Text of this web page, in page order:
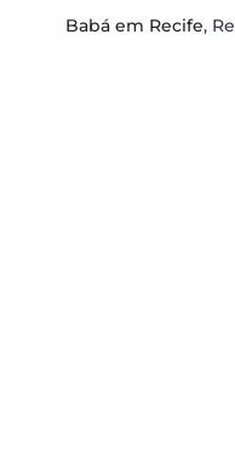
Babá em Recife,